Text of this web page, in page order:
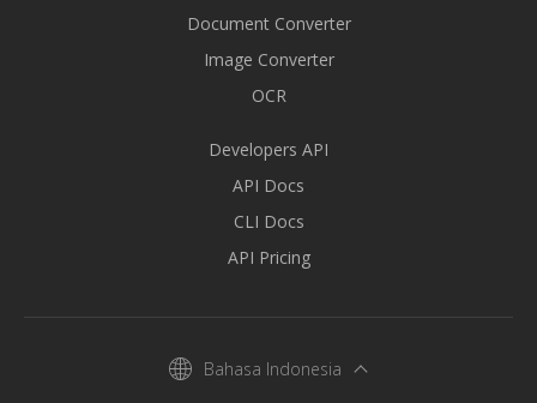
Document Converter
Image Converter
OCR
Developers API
API Docs
CLI Docs
API Pricing
Bahasa Indonesia